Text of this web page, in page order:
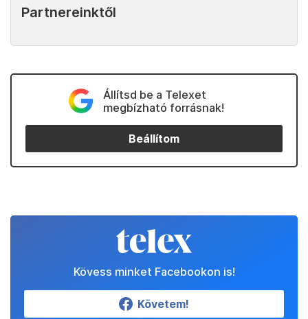
Partnereinktől
Állítsd be a Telexet
megbízható forrásnak!
Beállítom
Kövess minket Facebookon is!
Követem!